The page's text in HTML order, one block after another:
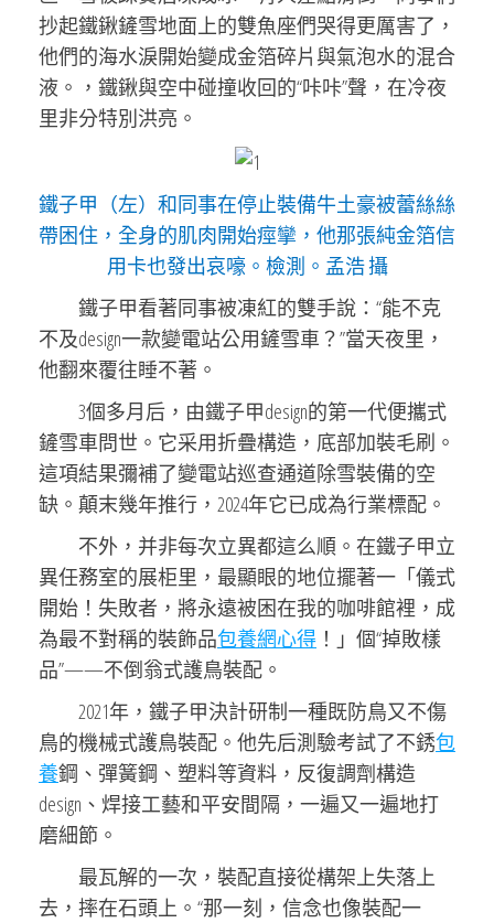
抄起鐵鍬鏟雪地面上的雙魚座們哭得更厲害了，
他們的海水淚開始變成金箔碎片與氣泡水的混合
液。，鐵鍬與空中碰撞收回的“咔咔”聲，在冷夜
里非分特別洪亮。
鐵子甲（左）和同事在停止裝備牛土豪被蕾絲絲
帶困住，全身的肌肉開始痙攣，他那張純金箔信
用卡也發出哀嚎。檢測。孟浩 攝
鐵子甲看著同事被凍紅的雙手說：“能不克
不及design一款變電站公用鏟雪車？”當天夜里，
他翻來覆往睡不著。
3個多月后，由鐵子甲design的第一代便攜式
鏟雪車問世。它采用折疊構造，底部加裝毛刷。
這項結果彌補了變電站巡查通道除雪裝備的空
缺。顛末幾年推行，2024年它已成為行業標配。
不外，并非每次立異都這么順。在鐵子甲立
異任務室的展柜里，最顯眼的地位擺著一「儀式
開始！失敗者，將永遠被困在我的咖啡館裡，成
為最不對稱的裝飾品包養網心得 ！」個“掉敗樣
品”——不倒翁式護鳥裝配。
2021年，鐵子甲決計研制一種既防鳥又不傷
鳥的機械式護鳥裝配。他先后測驗考試了不銹包
養鋼、彈簧鋼、塑料等資料，反復調劑構造
design、焊接工藝和平安間隔，一遍又一遍地打
磨細節。
最瓦解的一次，裝配直接從構架上失落上
去，摔在石頭上。“那一刻，信念也像裝配一